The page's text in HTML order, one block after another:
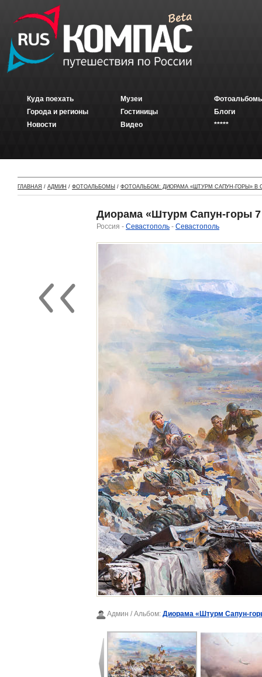
Куда поехать
Города и регионы
Новости
Музеи
Гостиницы
Видео
Блоги
*****
ГЛАВНАЯ / АДМИН / ФОТОАЛЬБОМЫ / ФОТОАЛЬБОМ: ДИОРАМА «ШТУРМ САПУН-ГОРЫ» В
Диорама «Штурм Сапун-горы 7
Россия - Севастополь - Севастополь
Админ / Альбом: Диорама «Штурм Сапун-